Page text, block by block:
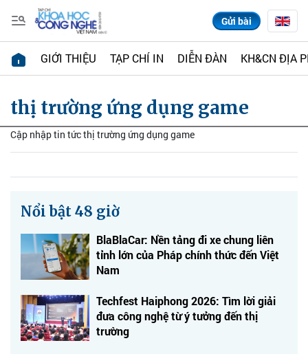
Gửi bài
GIỚI THIỆU TẠP CHÍ IN DIỄN ĐÀN KH&CN ĐỊA
thị trường ứng dụng game
Cập nhập tin tức thị trường ứng dụng game
Nổi bật 48 giờ
BlaBlaCar: Nền tảng đi xe chung liên
tỉnh lớn của Pháp chính thức đến Việt
Nam
Techfest Haiphong 2026: Tìm lời giải
đưa công nghệ từ ý tưởng đến thị
trường